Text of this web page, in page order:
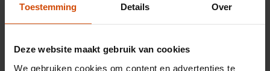
Toestemming Details Over
Deze website maakt gebruik van cookies
We gebruiken cookies om content en advertenties te
Expert Hillegom